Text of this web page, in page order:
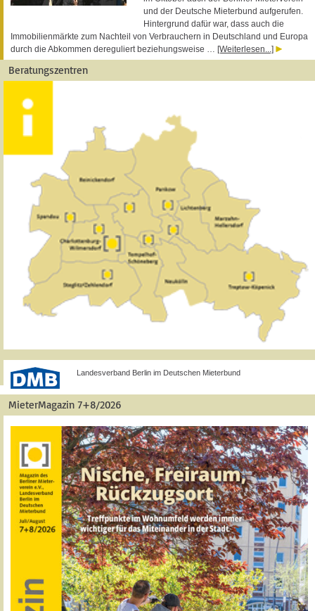
und der Deutsche Mieterbund aufgerufen.
Hintergrund dafür war, dass auch die
Immobilienmärkte zum Nachteil von Verbrauchern in Deutschland und Europa
durch die Abkommen dereguliert beziehungsweise … [Weiterlesen...]
Beratungszentren
Landesverband Berlin im Deutschen Mieterbund
MieterMagazin 7+8/2026